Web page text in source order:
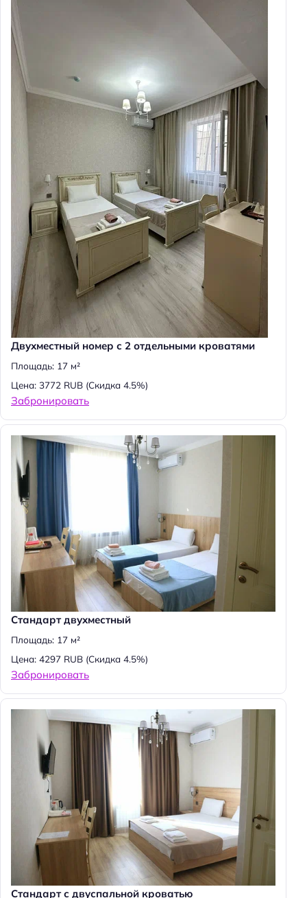
Двухместный номер с 2 отдельными кроватями
Площадь: 17 м²
Цена: 3772 RUB (Скидка 4.5%)
Забронировать
Стандарт двухместный
Площадь: 17 м²
Цена: 4297 RUB (Скидка 4.5%)
Забронировать
Стандарт с двуспальной кроватью
а